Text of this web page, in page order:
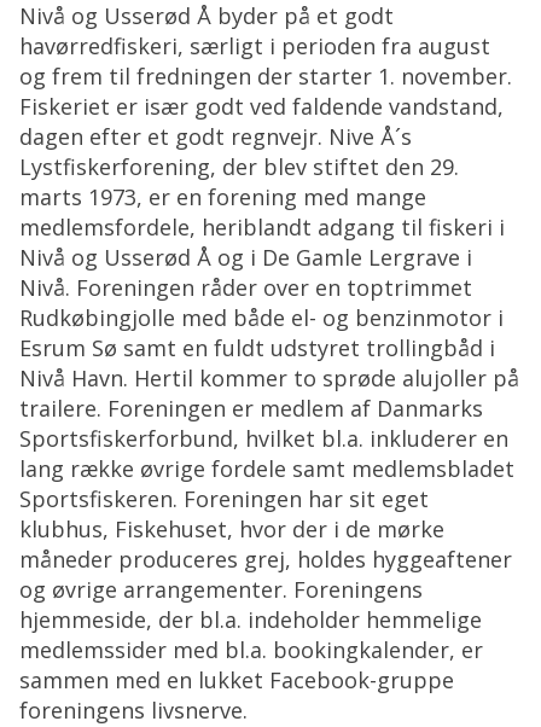
Nivå og Usserød Å byder på et godt
havørredfiskeri, særligt i perioden fra august
og frem til fredningen der starter 1. november.
Fiskeriet er især godt ved faldende vandstand,
dagen efter et godt regnvejr. Nive Å´s
Lystfiskerforening, der blev stiftet den 29.
marts 1973, er en forening med mange
medlemsfordele, heriblandt adgang til fiskeri i
Nivå og Usserød Å og i De Gamle Lergrave i
Nivå. Foreningen råder over en toptrimmet
Rudkøbingjolle med både el- og benzinmotor i
Esrum Sø samt en fuldt udstyret trollingbåd i
Nivå Havn. Hertil kommer to sprøde alujoller på
trailere. Foreningen er medlem af Danmarks
Sportsfiskerforbund, hvilket bl.a. inkluderer en
lang række øvrige fordele samt medlemsbladet
Sportsfiskeren. Foreningen har sit eget
klubhus, Fiskehuset, hvor der i de mørke
måneder produceres grej, holdes hyggeaftener
og øvrige arrangementer. Foreningens
hjemmeside, der bl.a. indeholder hemmelige
medlemssider med bl.a. bookingkalender, er
sammen med en lukket Facebook-gruppe
foreningens livsnerve.